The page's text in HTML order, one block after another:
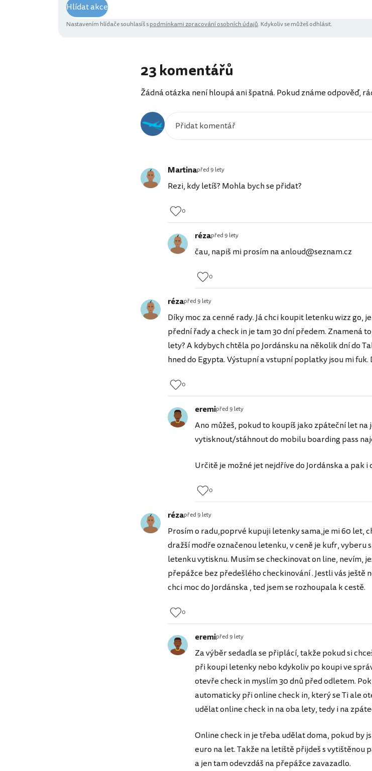
Hlídat akce
Nastavením hlídače souhlasíš spodmínkami zpracování osobních údajů. Kdykoliv se můžeš odhlásit.
23 komentářů
Žádná otázka není hloupá ani špatná. Pokud známe odpověď,
Martinapřed 9 lety
Rezi, kdy letíš? Mohla bych se přidat?
0
rézapřed 9 lety
čau, napiš mi prosím na anloud@seznam.cz
0
rézapřed 9 lety
Díky moc za cenné rady. Já chci koupit letenku wizz go,
přední řady a check in je tam 30 dní předem. Znamená
lety? A kdybych chtěla po Jordánsku na několik dní do
hned do Egypta. Výstupní a vstupní poplatky jsou mi fuk.
0
eremipřed 9 lety
Ano můžeš, pokud to koupíš jako zpáteční let
vytisknout/stáhnout do mobilu boarding pass
Určitě je možné jet nejdříve do Jordánska a pak
0
rézapřed 9 lety
Prosím o radu,poprvé kupuji letenky sama,je mi 60 let,
dražší modře označenou letenku, v ceně je kufr, vyberu
letenku vytisknu. Musím se checkinovat on line, nevím,
přepážce bez předešlého checkinování . Jestli vás ještě
chci moc do Jordánska , ted jsem se rozhoupala k cestě.
0
eremipřed 9 lety
Za výběr sedadla se připlácí, takže pokud si
při koupi letenky nebo kdykoliv po koupi ve
otevře check in myslím 30 dnů před odletem.
automaticky při online check in, který se Ti ale
udělat online check in na oba lety, tedy i na
Online check in je třeba udělat doma, pokud by
euro na let. Takže na letiště přijdeš s vytištěnou
a jen tam odevzdáš na přepážce zavazadlo.